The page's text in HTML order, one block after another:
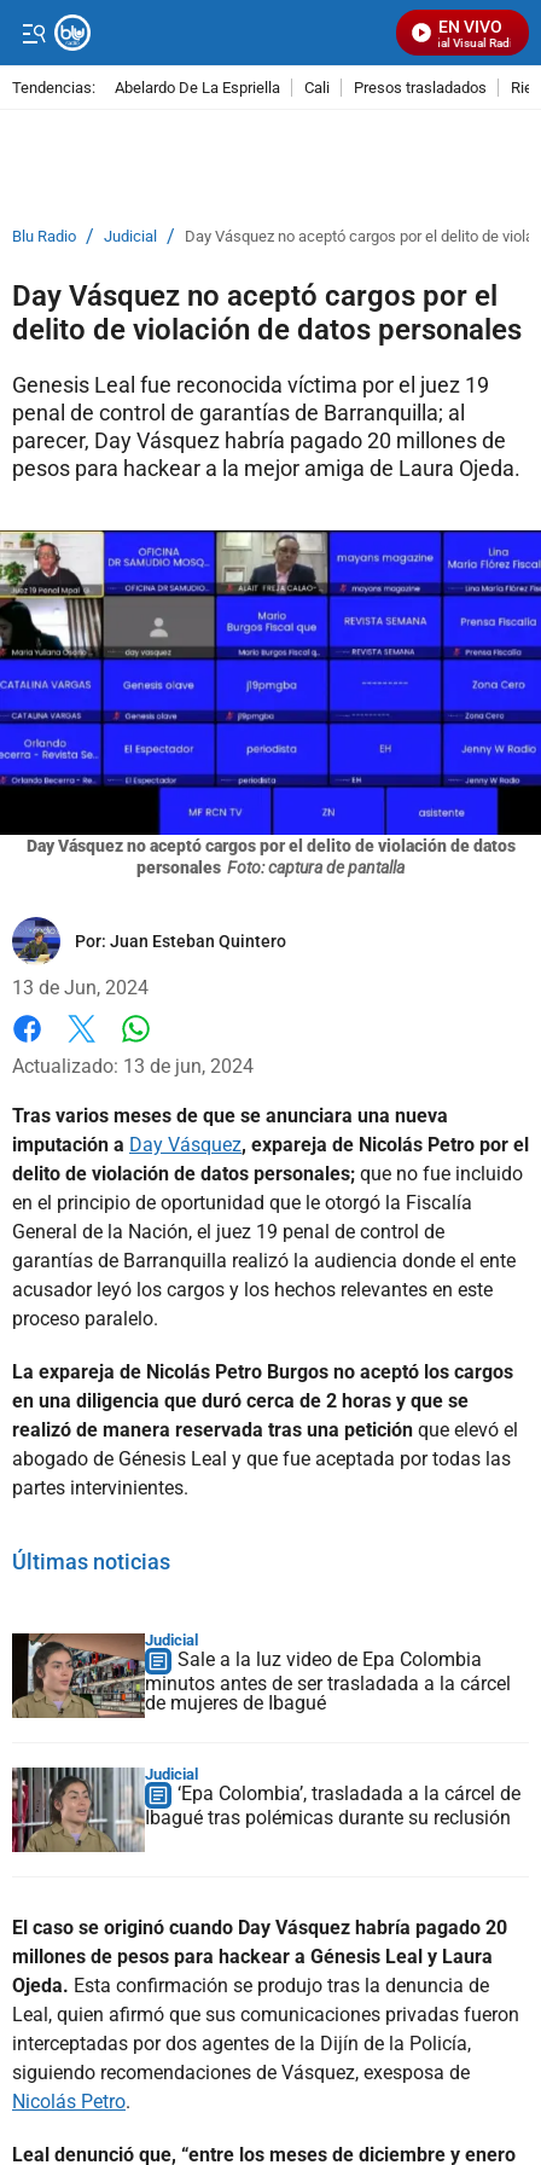
EN VIVO
Señal Visual Radio
Tendencias: Abelardo De La Espriella Cali Presos trasladados
Blu Radio / Judicial / Day Vásquez no aceptó cargos por el delito de
Day Vásquez no aceptó cargos por el
delito de violación de datos personales
Genesis Leal fue reconocida víctima por el juez 19
penal de control de garantías de Barranquilla; al
parecer, Day Vásquez habría pagado 20 millones de
pesos para hackear a la mejor amiga de Laura Ojeda.
Day Vásquez no aceptó cargos por el delito de violación de datos
personales Foto: captura de pantalla
Por: Juan Esteban Quintero
13 de Jun, 2024
Facebook
X
Actualizado: 13 de jun, 2024
Tras varios meses de que se anunciara una nueva
imputación a Day Vásquez, expareja de Nicolás Petro por el
delito de violación de datos personales; que no fue incluido
en el principio de oportunidad que le otorgó la Fiscalía
General de la Nación, el juez 19 penal de control de
garantías de Barranquilla realizó la audiencia donde el ente
acusador leyó los cargos y los hechos relevantes en este
proceso paralelo.
La expareja de Nicolás Petro Burgos no aceptó los cargos
en una diligencia que duró cerca de 2 horas y que se
realizó de manera reservada tras una petición que elevó el
abogado de Génesis Leal y que fue aceptada por todas las
partes intervinientes.
Últimas noticias
Judicial
Sale a la luz video de Epa Colombia
minutos antes de ser trasladada a la cárcel
de mujeres de Ibagué
Judicial
‘Epa Colombia’, trasladada a la cárcel de
Ibagué tras polémicas durante su reclusión
El caso se originó cuando Day Vásquez habría pagado 20
millones de pesos para hackear a Génesis Leal y Laura
Ojeda. Esta confirmación se produjo tras la denuncia de
Leal, quien afirmó que sus comunicaciones privadas fueron
interceptadas por dos agentes de la Dijín de la Policía,
siguiendo recomendaciones de Vásquez, exesposa de
Nicolás Petro.
Leal denunció que, “entre los meses de diciembre y enero